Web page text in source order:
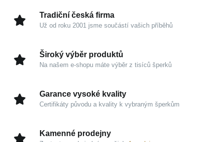
Kouzlo v detailech
hodnotou a propůjčuje šperku prestižní vzhled.
odrazí každý paprsek světla.
hlubokého citového pouta, vděčnosti i laskavosti k
Tradiční česká firma
Už od roku 2001 jsme součástí vašich příběhů
Široký výběr produktů
Na našem e-shopu máte výběr z tisíců šperků
Garance vysoké kvality
Certifikáty původu a kvality k vybraným šperkům
Kamenné prodejny